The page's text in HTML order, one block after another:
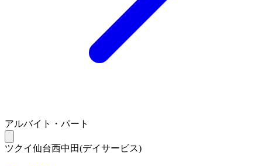
アルバイト・パート
ツクイ仙台西中田(デイサービス)